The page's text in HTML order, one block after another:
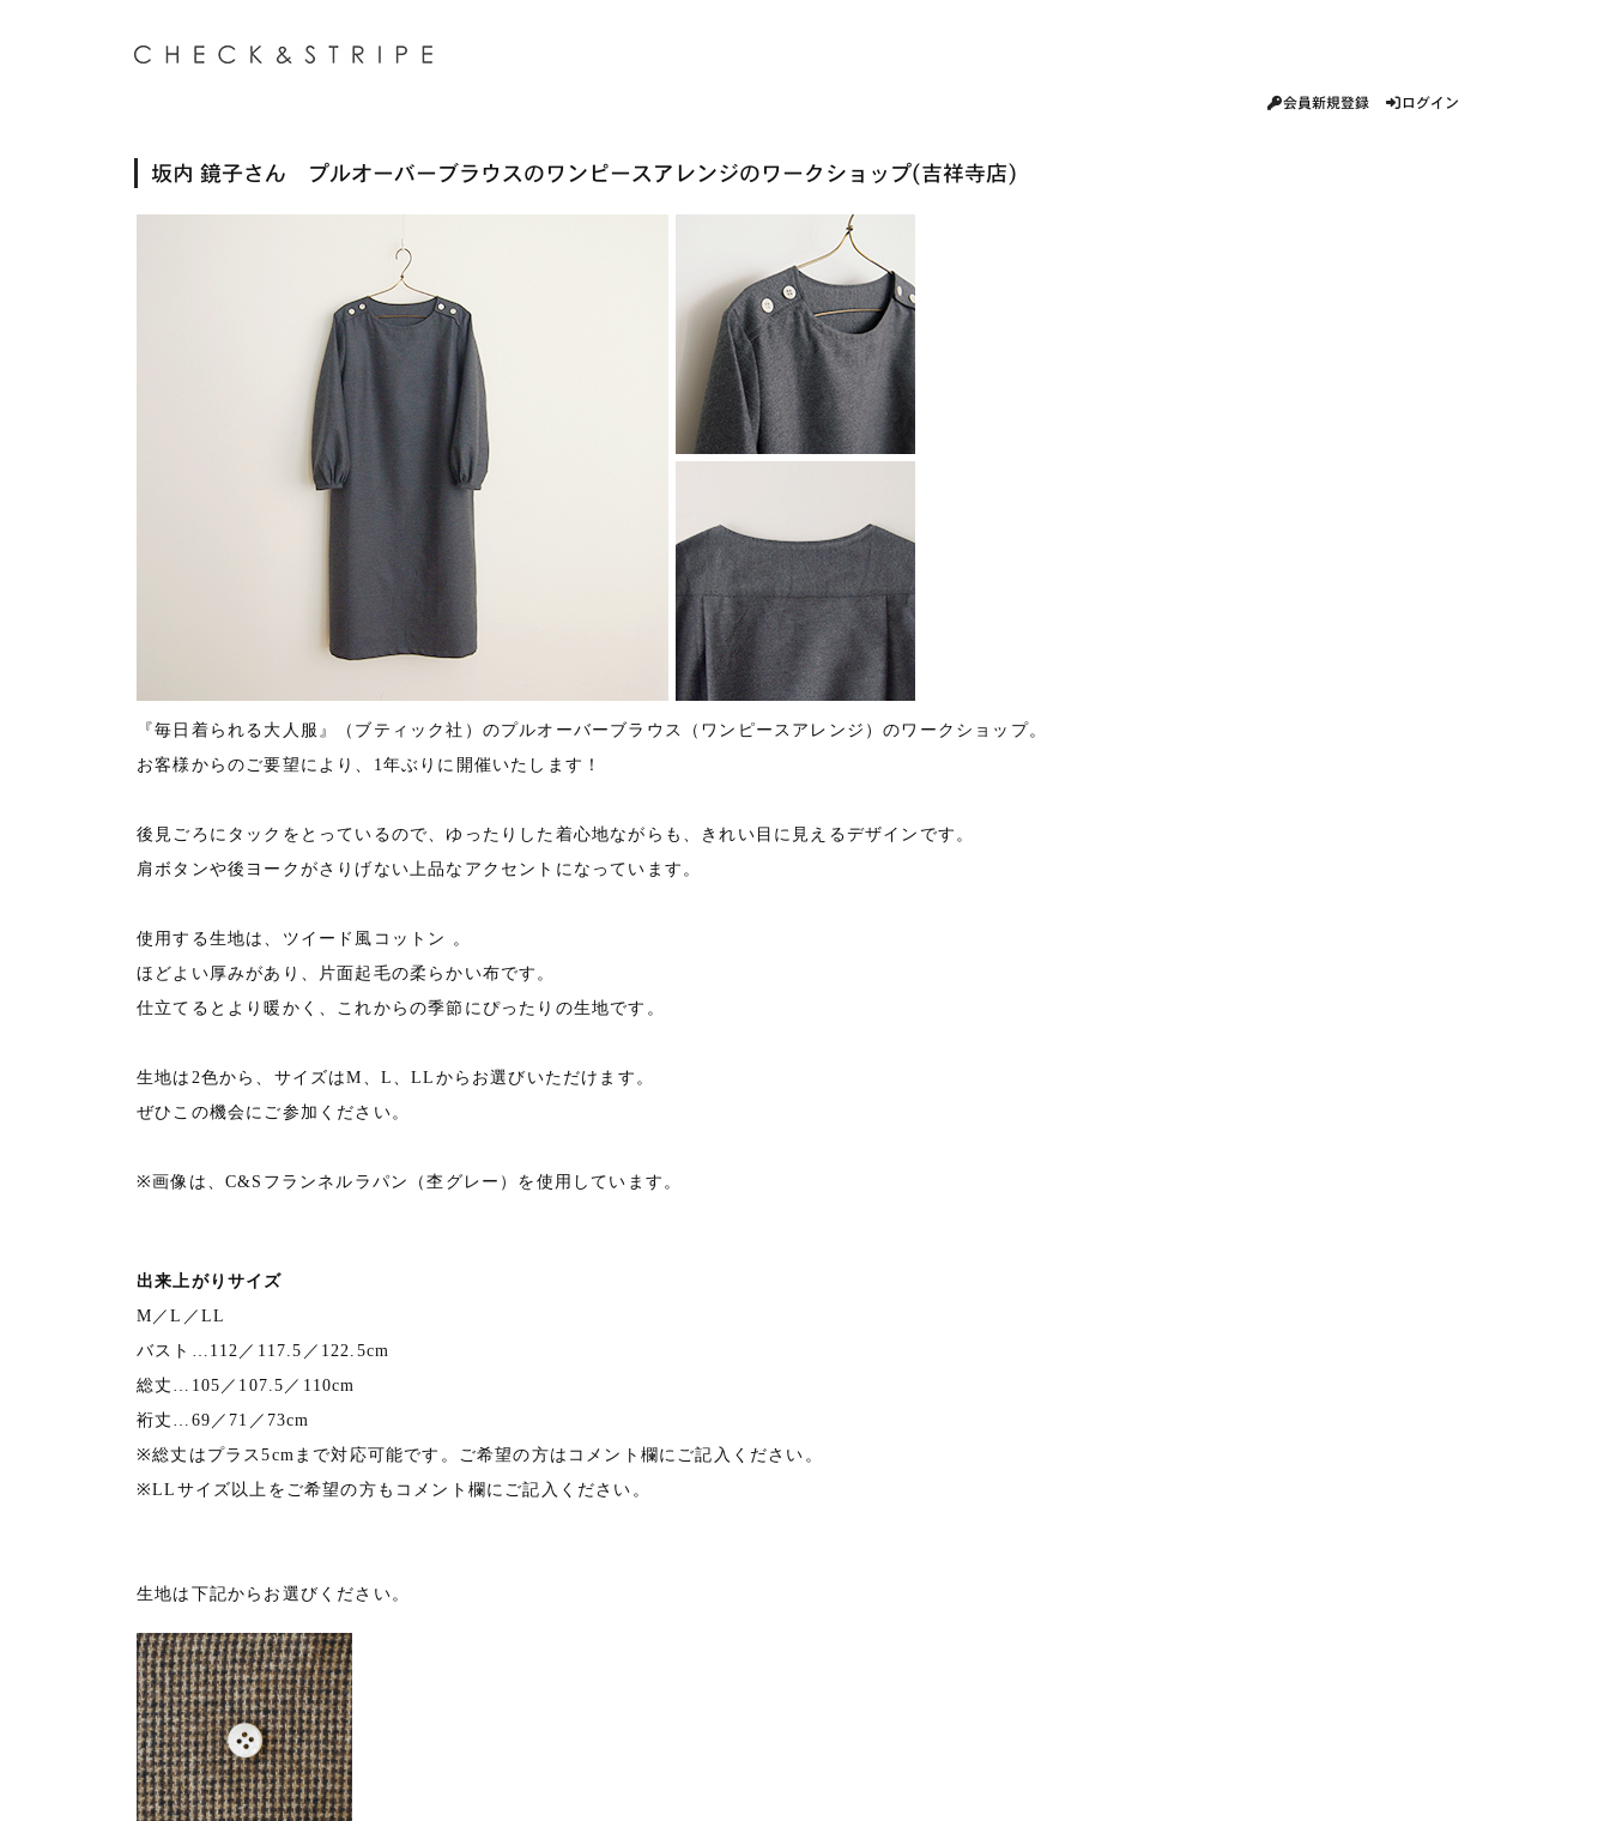
ログイン
会員新規登録
坂内 鏡子さん プルオーバーブラウスのワンピースアレンジのワークショップ(吉祥寺店)
『毎日着られる大人服』（ブティック社）のプルオーバーブラウス（ワンピースアレンジ）のワークショップ。
お客様からのご要望により、1年ぶりに開催いたします！
後見ごろにタックをとっているので、ゆったりした着心地ながらも、きれい目に見えるデザインです。
肩ボタンや後ヨークがさりげない上品なアクセントになっています。
使用する生地は、ツイード風コットン 。
ほどよい厚みがあり、片面起毛の柔らかい布です。
仕立てるとより暖かく、これからの季節にぴったりの生地です。
生地は2色から、サイズはM、L、LLからお選びいただけます。
ぜひこの機会にご参加ください。
※画像は、C&Sフランネルラパン（杢グレー）を使用しています。
出来上がりサイズ
M／L／LL
バスト…112／117.5／122.5cm
総丈…105／107.5／110cm
裄丈…69／71／73cm
※総丈はプラス5cmまで対応可能です。ご希望の方はコメント欄にご記入ください。
※LLサイズ以上をご希望の方もコメント欄にご記入ください。
生地は下記からお選びください。